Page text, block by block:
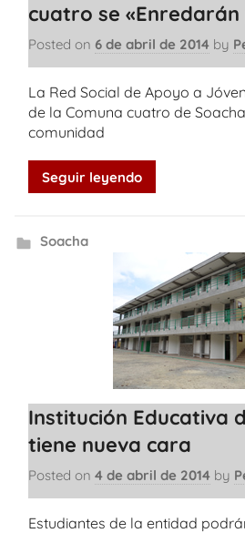
cuatro se
Posted on 6 de abril de 2014 by
La Red Social de Apoyo a
de la Comuna cuatro de
comunidad
Seguir leyendo
Soacha
Institución Educativa
tiene nueva cara
Posted on 4 de abril de 2014 by
Estudiantes de la entidad